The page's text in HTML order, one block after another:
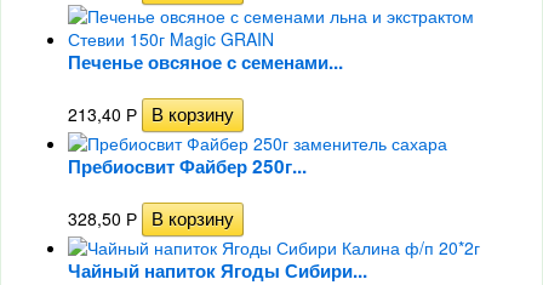
Печенье овсяное с семенами...
213,40 Р
Пребиосвит Файбер 250г...
328,50 Р
Чайный напиток Ягоды Сибири...